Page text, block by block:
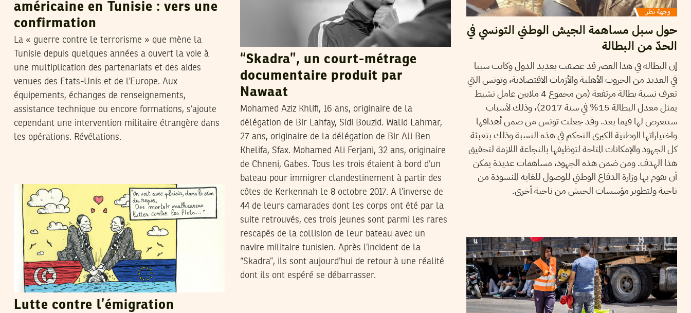
américaine en Tunisie : vers une
confirmation
La « guerre contre le terrorisme » que mène la
Tunisie depuis quelques années a ouvert la voie à
une multiplication des partenariats et des aides
venues des Etats-Unis et de l’Europe. Aux
équipements, échanges de renseignements,
assistance technique ou encore formations, s’ajoute
cependant une intervention militaire étrangère dans
les opérations. Révélations.
حول سبل مساهمة الجيش الوطني التونسي في
الحدّ من البطالة
إن البطالة في هذا العصر قد عصفت بعديد الدول وكانت سببا
في العديد من الحروب الأهلية والأزمات الاقتصادية، وتونس التي
تعرف نسبة بطالة مرتفعة (من مجموع 4 ملايين عامل نشيط
يمثل معدل البطالة 15% في سنة 2017)، وذلك لأسباب
سنتعرض لها فيما بعد. وقد جعلت تونس من ضمن أهدافها
واختياراتها الوطنية الكبرى التحكم في هذه النسبة وذلك بتعبئة
كل الجهود والإمكانات المتاحة لتوظيفها بالنجاعة اللازمة لتحقيق
هذا الهدف. ومن ضمن هذه الجهود، مساهمات عديدة يمكن
أن تقوم بها وزارة الدفاع الوطني للوصول للغاية المنشودة من
ناحية ولتطوير مؤسسات الجيش من ناحية أخرى.
“Skadra”, un court-métrage
documentaire produit par
Nawaat
Mohamed Aziz Khlifi, 16 ans, originaire de la
délégation de Bir Lahfay, Sidi Bouzid. Walid Lahmar,
27 ans, originaire de la délégation de Bir Ali Ben
Khelifa, Sfax. Mohamed Ali Ferjani, 32 ans, originaire
de Chneni, Gabes. Tous les trois étaient à bord d’un
bateau pour immigrer clandestinement à partir des
côtes de Kerkennah le 8 octobre 2017. A l’inverse de
44 de leurs camarades dont les corps ont été par la
suite retrouvés, ces trois jeunes sont parmi les rares
rescapés de la collision de leur bateau avec un
navire militaire tunisien. Après l’incident de la
“Skadra”, ils sont aujourd’hui de retour à une réalité
dont ils ont espéré se débarrasser.
Lutte contre l’émigration